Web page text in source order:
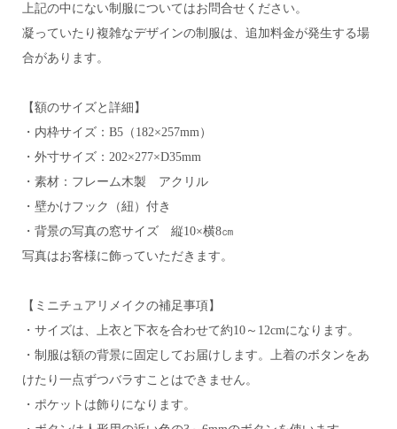
上記の中にない制服についてはお問合せください。
凝っていたり複雑なデザインの制服は、追加料金が発生する場
合があります。
【額のサイズと詳細】
・内枠サイズ：B5（182×257mm）
・外寸サイズ：202×277×D35mm
・素材：フレーム木製 アクリル
・壁かけフック（紐）付き
・背景の写真の窓サイズ 縦10×横8㎝
写真はお客様に飾っていただきます。
【ミニチュアリメイクの補足事項】
・サイズは、上衣と下衣を合わせて約10～12cmになります。
・制服は額の背景に固定してお届けします。上着のボタンをあ
けたり一点ずつバラすことはできません。
・ポケットは飾りになります。